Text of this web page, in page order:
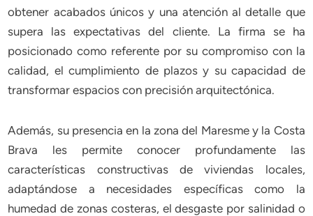
obtener acabados únicos y una atención al detalle que
supera las expectativas del cliente. La firma se ha
posicionado como referente por su compromiso con la
calidad, el cumplimiento de plazos y su capacidad de
transformar espacios con precisión arquitectónica.
Además, su presencia en la zona del Maresme y la Costa
Brava les permite conocer profundamente las
características constructivas de viviendas locales,
adaptándose a necesidades específicas como la
humedad de zonas costeras, el desgaste por salinidad o